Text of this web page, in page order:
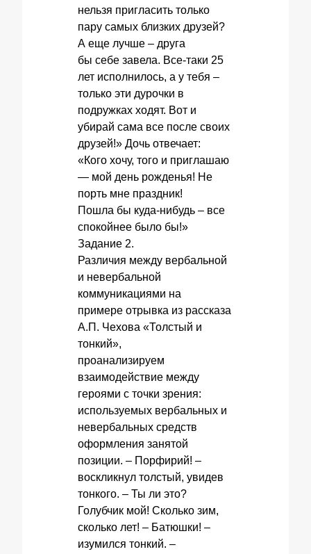
нельзя пригласить только
пару самых близких друзей?
А еще лучше – друга
бы себе завела. Все-таки 25
лет исполнилось, а у тебя –
только эти дурочки в
подружках ходят. Вот и
убирай сама все после своих
друзей!» Дочь отвечает:
«Кого хочу, того и приглашаю
— мой день рожденья! Не
порть мне праздник!
Пошла бы куда-нибудь – все
спокойнее было бы!»
Задание 2.
Различия между вербальной
и невербальной
коммуникациями на
примере отрывка из рассказа
А.П. Чехова «Толстый и
тонкий»,
проанализируем
взаимодействие между
героями с точки зрения:
используемых вербальных и
невербальных средств
оформления занятой
позиции. – Порфирий! –
воскликнул толстый, увидев
тонкого. – Ты ли это?
Голубчик мой! Сколько зим,
сколько лет! – Батюшки! –
изумился тонкий. –